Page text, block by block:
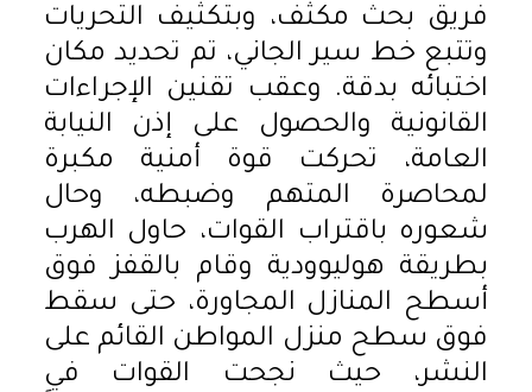
فريق بحث مكثف، وبتكثيف التحريات
وتتبع خط سير الجاني، تم تحديد مكان
اختبائه بدقة. وعقب تقنين الإجراءات
القانونية والحصول على إذن النيابة
العامة، تحركت قوة أمنية مكبرة
لمحاصرة المتهم وضبطه، وحال
شعوره باقتراب القوات، حاول الهرب
بطريقة هوليوودية وقام بالقفز فوق
أسطح المنازل المجاورة، حتى سقط
فوق سطح منزل المواطن القائم على
النشر، حيث نجحت القوات في